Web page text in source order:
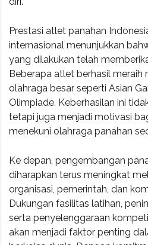
Prestasi atlet panahan
internasional menunjukkan
yang dilakukan telah
Beberapa atlet berhasil meraih
olahraga besar seperti Asian
Olimpiade. Keberhasilan ini
tetapi juga menjadi motivasi
menekuni olahraga panahan
Ke depan, pengembangan
diharapkan terus meningkat
organisasi, pemerintah, dan
Dukungan fasilitas latihan,
serta penyelenggaraan
akan menjadi faktor penting